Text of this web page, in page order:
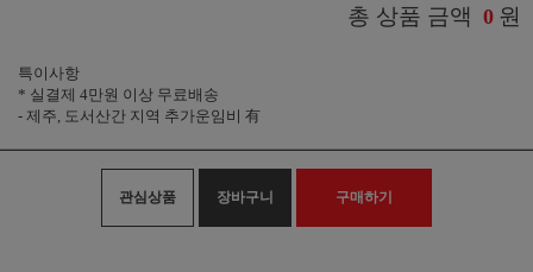
총 상품 금액 0 원
특이사항
* 실결제 4만원 이상 무료배송
- 제주, 도서산간 지역 추가운임비 有
관심상품 장바구니 구매하기